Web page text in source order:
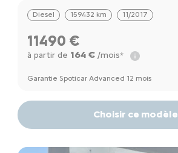
Diesel 159432 km 11/2017
11490 €
à partir de 164 €/mois*
Garantie Spoticar Advanced 12 mois
Choisir ce modèle